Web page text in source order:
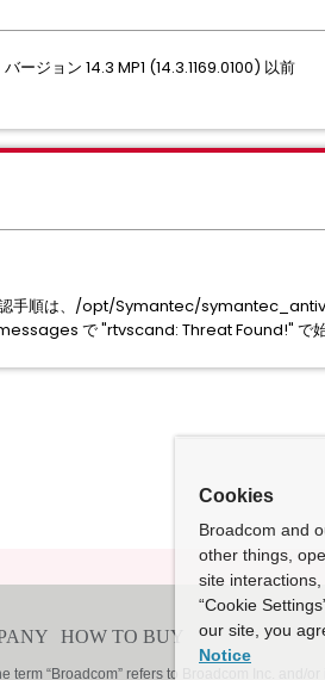
ージョン 14.3 MP1 (14.3.1169.0100) 以前
認手順は、/opt/Symantec/
で "rtvscand: Threat Found!" で始
Cookies
Broadcom and
other things,
site
“Cookie
our site, you
Notice